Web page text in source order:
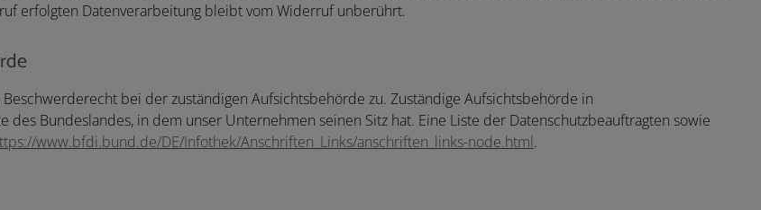
erfolgten Datenverarbeitung bleibt vom Widerruf unberührt.
bei der zuständigen Aufsichtsbehörde zu. Zuständige Aufsichtsbehörde in
Bundeslandes, in dem unser Unternehmen seinen Sitz hat. Eine Liste der Datenschutzbeauftragten sowie
www.bfdi.bund.de/DE/Infothek/Anschriften_Links/anschriften_links-node.html.